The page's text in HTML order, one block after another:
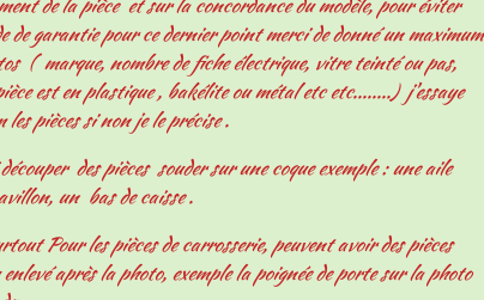
de la pièce et sur la concordance du modèle, pour éviter
de garantie pour ce dernier point merci de donné un maximum
( marque, nombre de fiche électrique, vitre teinté ou pas,
est en plastique , bakélite ou métal etc etc........) j'essaye
pièces si non je le précise .
des pièces souder sur une coque exemple : une aile
un bas de caisse .
Pour les pièces de carrosserie, peuvent avoir des pièces
après la photo, exemple la poignée de porte sur la photo